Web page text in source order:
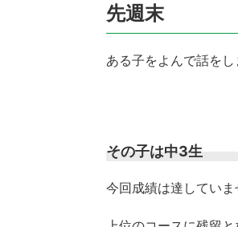
先週末
ある子をよんで話をし
その子は中3生
今回成績は達してい